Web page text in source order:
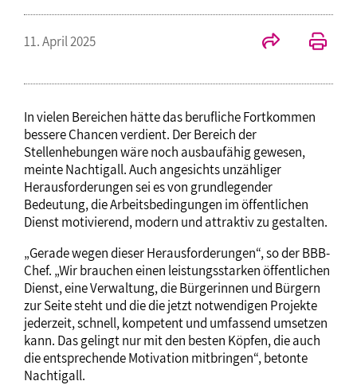
11. April 2025
In vielen Bereichen hätte das berufliche Fortkommen
bessere Chancen verdient. Der Bereich der
Stellenhebungen wäre noch ausbaufähig gewesen,
meinte Nachtigall. Auch angesichts unzähliger
Herausforderungen sei es von grundlegender
Bedeutung, die Arbeitsbedingungen im öffentlichen
Dienst motivierend, modern und attraktiv zu gestalten.
„Gerade wegen dieser Herausforderungen“, so der BBB-
Chef. „Wir brauchen einen leistungsstarken öffentlichen
Dienst, eine Verwaltung, die Bürgerinnen und Bürgern
zur Seite steht und die die jetzt notwendigen Projekte
jederzeit, schnell, kompetent und umfassend umsetzen
kann. Das gelingt nur mit den besten Köpfen, die auch
die entsprechende Motivation mitbringen“, betonte
Nachtigall.